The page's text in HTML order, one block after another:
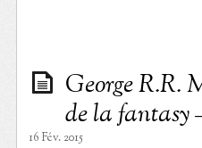
George R.R.
de la fantasy
16 Fév. 2015